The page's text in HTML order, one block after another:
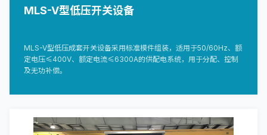
MLS-V型低压开关设备
MLS-V型低压成套开关设备采用标准模件组装，适用于50/60Hz、额
定电压≤400V、额定电流≤6300A的供配电系统，用于分配、控制
及无功补偿。